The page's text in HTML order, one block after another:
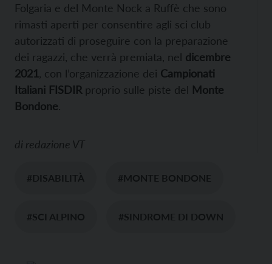
Folgaria e del Monte Nock a Ruffè che sono
rimasti aperti per consentire agli sci club
autorizzati di proseguire con la preparazione
dei ragazzi, che verrà premiata, nel dicembre
2021 , con l’organizzazione dei Campionati
Italiani FISDIR proprio sulle piste del Monte
Bondone.
di redazione VT
#DISABILITÀ #MONTE BONDONE
#SCI ALPINO #SINDROME DI DOWN